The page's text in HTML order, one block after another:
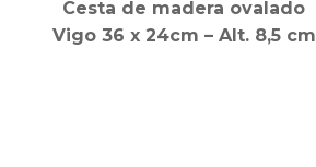
Cesta de madera ovalado
Vigo 36 x 24cm – Alt. 8,5 cm